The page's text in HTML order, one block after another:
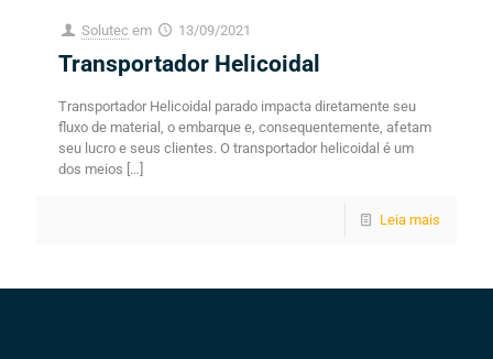
Solutec em 13/09/2021
Transportador Helicoidal
Transportador Helicoidal parado impacta diretamente seu
fluxo de material, o embarque e, consequentemente, afetam
seu lucro e seus clientes. O transportador helicoidal é um
dos meios […]
Leia mais